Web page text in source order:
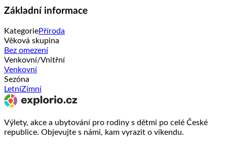
Základní informace
KategoriePříroda
Věková skupina
Bez omezení
Venkovní/Vnitřní
Venkovní
Sezóna
LetníZimní
Výlety, akce a ubytování pro rodiny s dětmi po celé České
republice. Objevujte s námi, kam vyrazit o víkendu.